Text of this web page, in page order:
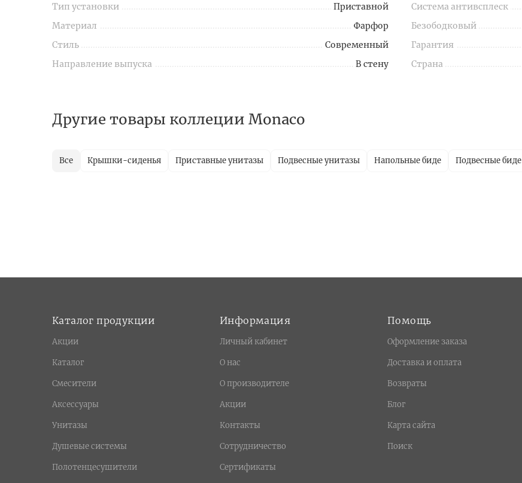
Тип установки
Приставной
Материал
Фарфор
Стиль
Современный
Направление выпуска
В стену
Система антивсплеск
Безободковый
Гарантия
Страна
Другие товары коллеции Monaco
Все Крышки-сиденья Приставные унитазы Подвесные унитазы Напольные биде Подвесные биде
Каталог продукции
Акции
Каталог
Смесители
Аксессуары
Унитазы
Душевые системы
Полотенцесушители
Информация
Личный кабинет
О нас
О производителе
Акции
Контакты
Сотрудничество
Сертификаты
Помощь
Оформление заказа
Доставка и оплата
Возвраты
Блог
Карта сайта
Поиск